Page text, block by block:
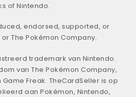
of Nintendo.
endorsed, supported, or
The Pokémon Company.
trademark van Nintendo.
van The Pokémon Company,
Freak. TheCardSeller is op
aan Pokémon, Nintendo,